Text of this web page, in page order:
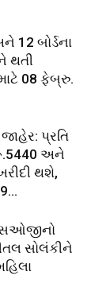
12 બોર્ડના
થતી
08 ફેબ્રુ.
પ્રતિ
અને
થશે,
સોલંકીને